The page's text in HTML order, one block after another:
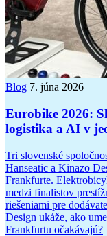
Blog 7. júna 2026
Eurobike 2026:
logistika a AI v
Tri slovenské
Hanseatic a Kinazo
Frankfurte.
medzi finalistov
riešeniami pre
Design ukáže, ako
Frankfurtu očakávajú?